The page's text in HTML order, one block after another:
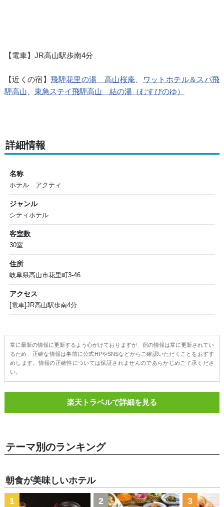
【電車】JR高山駅歩南4分
【近くの宿】飛騨花里の湯 高山桜庵、
ワットホテル＆スパ飛
騨高山、 東急ステイ飛騨高山 結の湯（むすびのゆ）
詳細情報
名称
ホテル アクティ
ジャンル
シティホテル
客室数
30室
住所
岐阜県高山市花里町3-46
アクセス
[電車]JR高山駅歩南4分
常に最新の情報に更新するよう心がけておりますが、宿の情報は常に更新されてい
るため、正確な情報は事前に公式HPやSNSなどからご確認いただくことをおすす
めします。情報の正確性については保証されませんのであらかじめご了承くださ
い。
楽天トラベルで詳細を見る
テーマ別のランキング
朝食が美味しいホテル
1 2 3